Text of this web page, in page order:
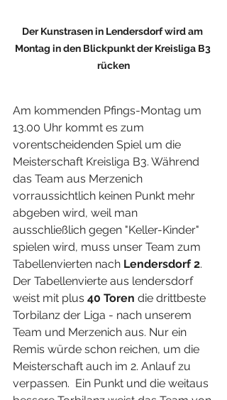
Der Kunstrasen in Lendersdorf wird am
Montag in den Blickpunkt der Kreisliga B3
rücken
Am kommenden Pfings-Montag um
13.00 Uhr kommt es zum
vorentscheidenden Spiel um die
Meisterschaft Kreisliga B3. Während
das Team aus Merzenich
vorraussichtlich keinen Punkt mehr
abgeben wird, weil man
ausschließlich gegen "Keller-Kinder"
spielen wird, muss unser Team zum
Tabellenvierten nach Lendersdorf 2.
Der Tabellenvierte aus lendersdorf
weist mit plus 40 Toren die drittbeste
Torbilanz der Liga - nach unserem
Team und Merzenich aus. Nur ein
Remis würde schon reichen, um die
Meisterschaft auch im 2. Anlauf zu
verpassen.  Ein Punkt und die weitaus